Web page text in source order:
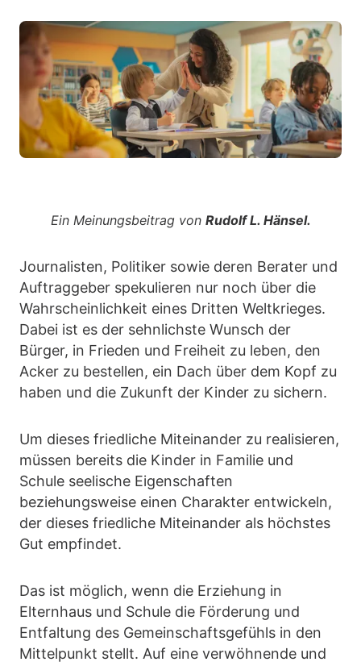
Ein Meinungsbeitrag von Rudolf L. Hänsel.
Journalisten, Politiker sowie deren Berater und
Auftraggeber spekulieren nur noch über die
Wahrscheinlichkeit eines Dritten Weltkrieges.
Dabei ist es der sehnlichste Wunsch der
Bürger, in Frieden und Freiheit zu leben, den
Acker zu bestellen, ein Dach über dem Kopf zu
haben und die Zukunft der Kinder zu sichern.
Um dieses friedliche Miteinander zu realisieren,
müssen bereits die Kinder in Familie und
Schule seelische Eigenschaften
beziehungsweise einen Charakter entwickeln,
der dieses friedliche Miteinander als höchstes
Gut empfindet.
Das ist möglich, wenn die Erziehung in
Elternhaus und Schule die Förderung und
Entfaltung des Gemeinschaftsgefühls in den
Mittelpunkt stellt. Auf eine verwöhnende und